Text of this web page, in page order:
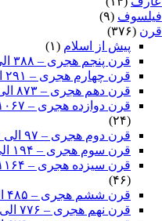
فیلسوف (۹)
قرن (۳۷۶)
پیش از اسلام (۱)
قرن پنجم هجری – ۳۸۸ الی ۴۸۵ شمسی
قرن چهارم هجری – ۲۹۱ الی ۳۸۸ شمسی
قرن دهم هجری – ۸۷۳ الی ۹۷۰ شمسی
قرن دوازده هجری – ۱۰۶۷ الی ۱۱۶۴ شمسی
(۲۴)
قرن دوم هجری – ۹۷ الی ۱۹۴ شمسی
قرن سوم هجری – ۱۹۴ الی ۲۹۱ شمسی
قرن سیزده هجری – ۱۱۶۴ الی ۱۲۶۱ شمسی
(۴۶)
قرن ششم هجری – ۴۸۵ الی ۵۸۲ شمسی
قرن نهم هجری – ۷۷۶ الی ۸۷۳ شمسی